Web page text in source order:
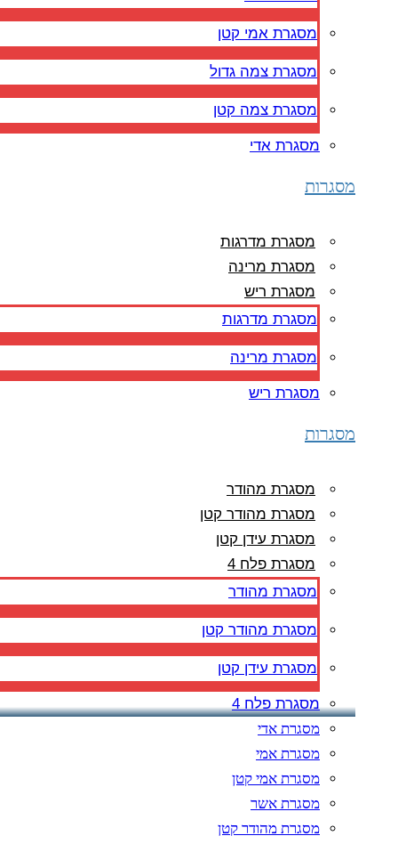
מסגרת אמי קטן
מסגרת צמה גדול
מסגרת צמה קטן
מסגרת אדי
מסגרות
מסגרת מדרגות
מסגרת מרינה
מסגרת ריש
מסגרת מדרגות
מסגרת מרינה
מסגרת ריש
מסגרות
מסגרת מהודר
מסגרת מהודר קטן
מסגרת עידן קטן
מסגרת פלח 4
מסגרת מהודר
מסגרת מהודר קטן
מסגרת עידן קטן
מסגרת פלח 4
מסגרת אדי
מסגרת אמי
מסגרת אמי קטן
מסגרת אשר
מסגרת מהודר קטן